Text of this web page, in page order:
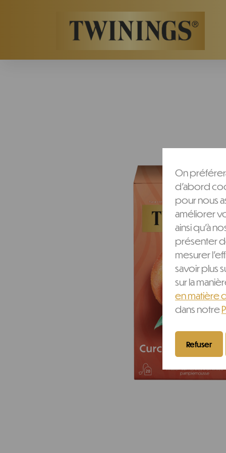
Twinings.ch
On
d'abord
pour nous
améliorer
ainsi qu'à
présenter
mesurer
savoir plus
sur la
en matière
dans notre
Refuser